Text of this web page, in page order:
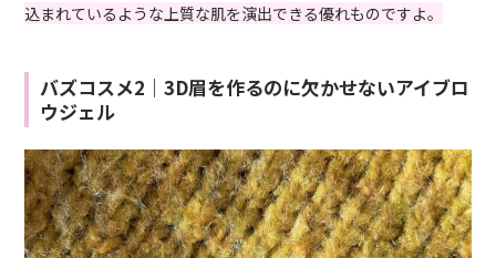
込まれているような上質な肌を演出できる優れものですよ。
バズコスメ2｜3D眉を作るのに欠かせないアイブロ
ウジェル